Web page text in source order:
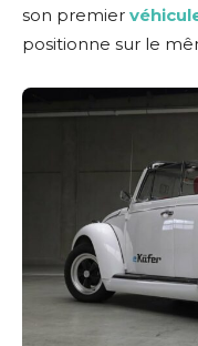
son premier
positionne sur le